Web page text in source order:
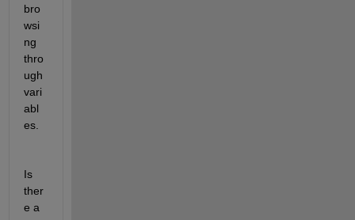
bro
wsi
ng
thro
ugh
vari
abl
es.
Is
ther
e a